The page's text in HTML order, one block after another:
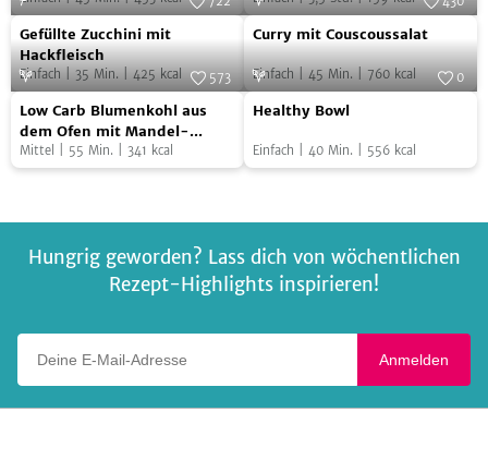
mit
Pellkartoffeln
vegan
Gefüllte
Zucchini
mit
Hackfleisch
Foto:
Gefüllte Zucchini mit
Hackfleisch
Einfach 35 Min. 425 kcal
Curry
mit
Couscoussalat
SevenCooks
Curry mit Couscoussalat
Einfach 45 Min. 760 kcal
Low
Carb
Blumenkohl
mit
Foto: SevenCooks
573
Low Carb Blumenkohl aus
dem Ofen mit Mandel-
Dukkah
Mittel 55 Min. 341 kcal
Healthy
0
Healthy Bowl
Einfach 40 Min. 556 kcal
Hungrig geworden? Lass dich von wöchentlichen
Rezept-Highlights inspirieren!
Anmelden